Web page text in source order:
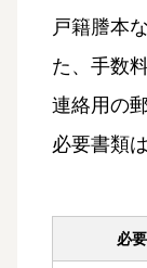
戸籍謄本
た、手数
連絡用の
必要書類
必